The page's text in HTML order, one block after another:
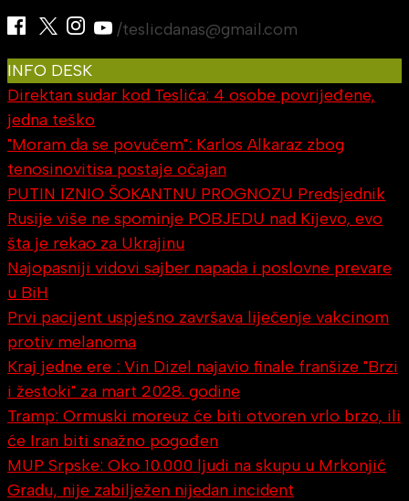
/teslicdanas@gmail.com
INFO DESK
Direktan sudar kod Teslića: 4 osobe povrijeđene,
jedna teško
"Moram da se povučem": Karlos Alkaraz zbog
tenosinovitisa postaje očajan
PUTIN IZNIO ŠOKANTNU PROGNOZU Predsjednik
Rusije više ne spominje POBJEDU nad Kijevo, evo
šta je rekao za Ukrajinu
Najopasniji vidovi sajber napada i poslovne prevare
u BiH
Prvi pacijent uspješno završava liječenje vakcinom
protiv melanoma
Kraj jedne ere : Vin Dizel najavio finale franšize "Brzi
i žestoki" za mart 2028. godine
Tramp: Ormuski moreuz će biti otvoren vrlo brzo, ili
će Iran biti snažno pogođen
MUP Srpske: Oko 10.000 ljudi na skupu u Mrkonjić
Gradu, nije zabilježen nijedan incident